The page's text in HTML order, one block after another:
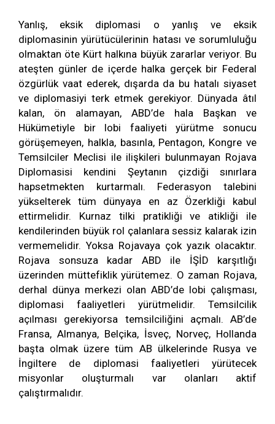
Yanlış, eksik diplomasi o yanlış ve eksik
diplomasinin yürütücülerinin hatası ve sorumluluğu
olmaktan öte Kürt halkına büyük zararlar veriyor. Bu
ateşten günler de içerde halka gerçek bir Federal
özgürlük vaat ederek, dışarda da bu hatalı siyaset
ve diplomasiyi terk etmek gerekiyor. Dünyada âtıl
kalan, ön alamayan, ABD’de hala Başkan ve
Hükümetiyle bir lobi faaliyeti yürütme sonucu
görüşemeyen, halkla, basınla, Pentagon, Kongre ve
Temsilciler Meclisi ile ilişkileri bulunmayan Rojava
Diplomasisi kendini Şeytanın çizdiği sınırlara
hapsetmekten kurtarmalı. Federasyon talebini
yükselterek tüm dünyaya en az Özerkliği kabul
ettirmelidir. Kurnaz tilki pratikliği ve atikliği ile
kendilerinden büyük rol çalanlara sessiz kalarak izin
vermemelidir. Yoksa Rojavaya çok yazık olacaktır.
Rojava sonsuza kadar ABD ile İŞİD karşıtlığı
üzerinden müttefiklik yürütemez. O zaman Rojava,
derhal dünya merkezi olan ABD’de lobi çalışması,
diplomasi faaliyetleri yürütmelidir. Temsilcilik
açılması gerekiyorsa temsilciliğini açmalı. AB’de
Fransa, Almanya, Belçika, İsveç, Norveç, Hollanda
başta olmak üzere tüm AB ülkelerinde Rusya ve
İngiltere de diplomasi faaliyetleri yürütecek
misyonlar oluşturmalı var olanları aktif
çalıştırmalıdır.